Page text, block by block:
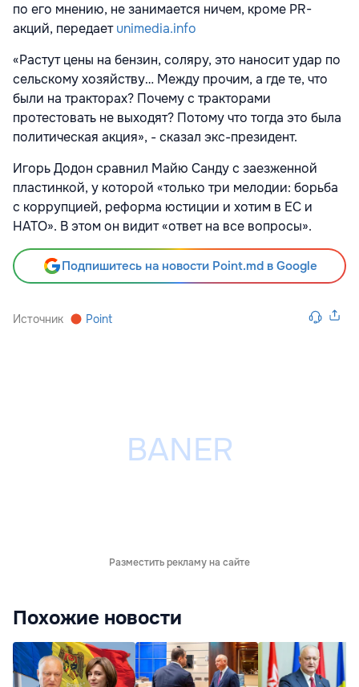
по его мнению, не занимается ничем, кроме PR-
акций, передаетunimedia.info
«Растут цены на бензин, соляру, это наносит удар по
сельскому хозяйству… Между прочим, а где те, что
были на тракторах? Почему с тракторами
протестовать не выходят? Потому что тогда это была
политическая акция», - сказал экс-президент.
Игорь Додон сравнил Майю Санду с заезженной
пластинкой, у которой «только три мелодии: борьба
с коррупцией, реформа юстиции и хотим в ЕС и
НАТО». В этом он видит «ответ на все вопросы».
Подпишитесь на новости Point.md в Google
Источник Point
Разместить рекламу на сайте
Похожие новости